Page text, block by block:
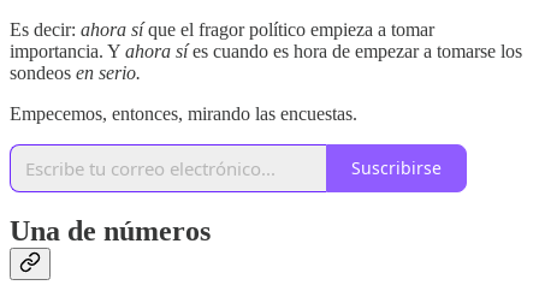
Es decir: ahora síque el fragor político empieza a tomar
importancia. Y ahora síes cuando es hora de empezar a tomarse los
sondeos en serio.
Empecemos, entonces, mirando las encuestas.
Suscribirse
Una de números